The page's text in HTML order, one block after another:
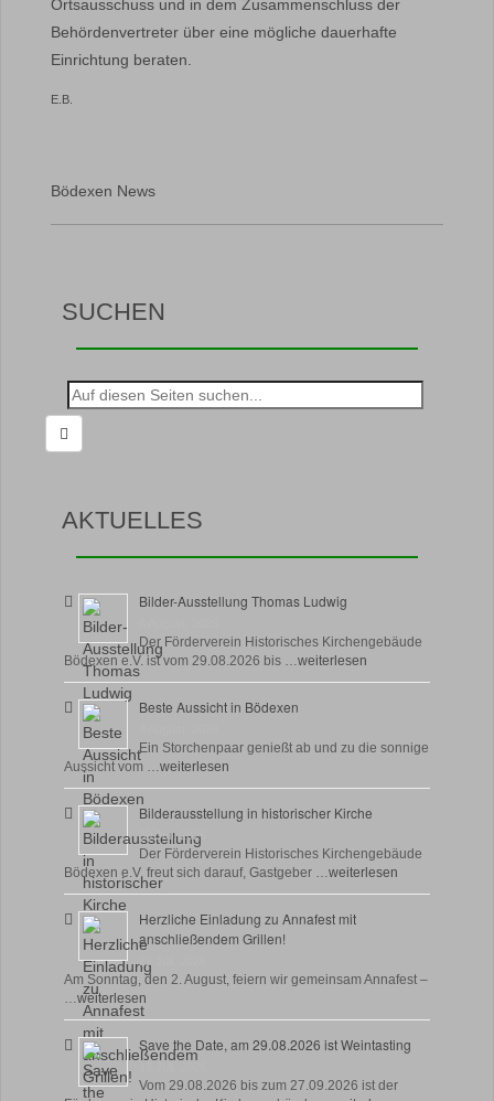
Ortsausschuss und in dem Zusammenschluss der
Behördenvertreter über eine mögliche dauerhafte
Einrichtung beraten.
E.B.
Bödexen News
SUCHEN
Suche
nach:
AKTUELLES
Bilder-Ausstellung Thomas Ludwig
Der Förderverein Historisches Kirchengebäude
Bödexen e.V. ist vom 29.08.2026 bis …weiterlesen
Beste Aussicht in Bödexen
Ein Storchenpaar genießt ab und zu die sonnige
Aussicht vom …weiterlesen
Bilderausstellung in historischer Kirche
30 Juli, 2026
Der Förderverein Historisches Kirchengebäude
Bödexen e.V. freut sich darauf, Gastgeber …weiterlesen
Herzliche Einladung zu Annafest mit
anschließendem Grillen!
Am Sonntag, den 2. August, feiern wir gemeinsam Annafest –
…weiterlesen
Save the Date, am 29.08.2026 ist Weintasting
Vom 29.08.2026 bis zum 27.09.2026 ist der